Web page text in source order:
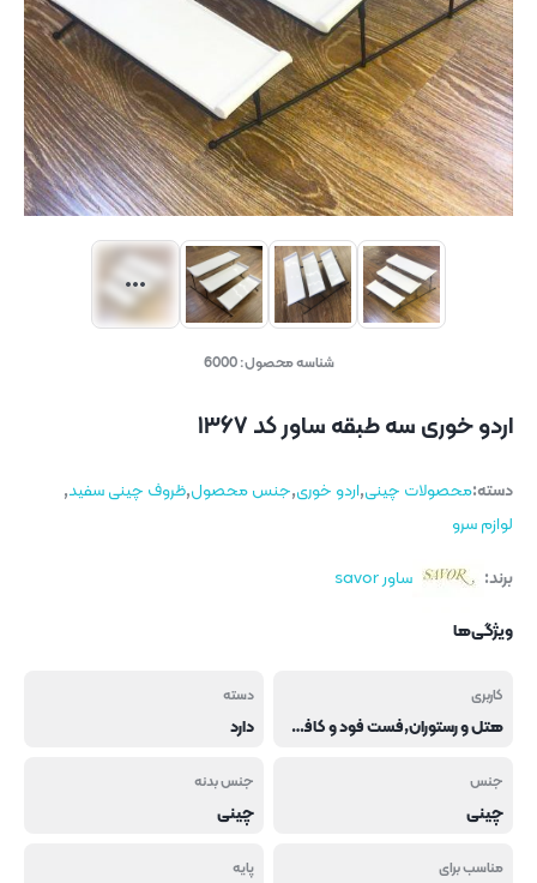
شناسه محصول:6000
اردو خوری سه طبقه ساور کد ۱۳۶۷
دسته:محصولات چینی,اردو خوری,جنس محصول,ظروف چینی سفید,
لوازم سرو
برند:
ساور savor
ویژگی‌ها
کاربری
هتل و رستوران,فست فود و کافی شاپ
دسته
دارد
جنس
چینی
جنس بدنه
چینی
مناسب برای پایه